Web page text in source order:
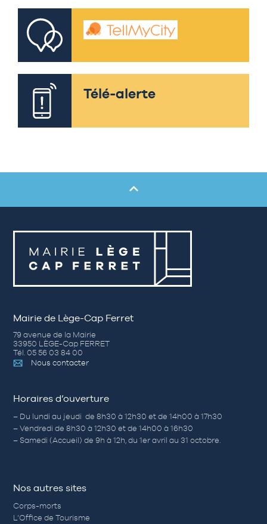
Télé-alerte
Mairie de Lège-Cap Ferret
79 avenue de la Mairie
33950 LÈGE-Cap FERRET
Tél. 05 56 03 84 00
Nous contacter
Horaires d’ouverture
– Du lundi au jeudi de 8h30 à 12h30 et de 14h00 à 17h30
– Vendredi de 8h30 à 12h30 et de 14h00 à 16h30
– Samedi (Accueil) de 9h à 12h, du 1er avril au 31 octobre.
Nos autres sites
Corps-morts
L’Office de Tourisme